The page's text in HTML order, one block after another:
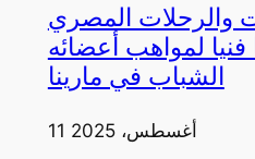
والرحلات المصري
لمواهب أعضائه
الشباب في مارينا
11 أغسطس، 2025